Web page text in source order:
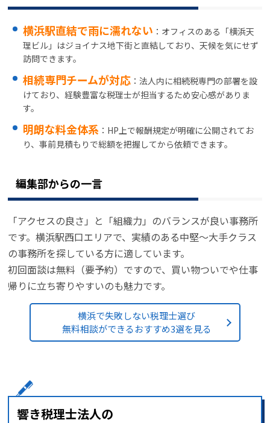
横浜駅直結で雨に濡れない ：オフィスのある「横浜天
理ビル」はジョイナス地下街と直結しており、天候を気にせず
訪問できます。
相続専門チームが対応 ：法人内に相続税専門の部署を設
けており、経験豊富な税理士が担当するため安心感がありま
す。
明朗な料金体系 ：HP上で報酬規定が明確に公開されてお
り、事前見積もりで総額を把握してから依頼できます。
編集部からの一言
「アクセスの良さ」と「組織力」のバランスが良い事務所
です。横浜駅西口エリアで、実績のある中堅～大手クラス
の事務所を探している方に適しています。
初回面談は無料（要予約）ですので、買い物ついでや仕事
帰りに立ち寄りやすいのも魅力です。
横浜で失敗しない税理士選び
無料相談ができるおすすめ3選を見る
響き税理士法人の